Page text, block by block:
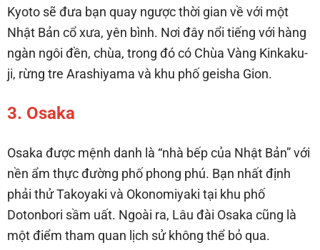
Kyoto sẽ đưa bạn quay ngược thời gian về với một
Nhật Bản cổ xưa, yên bình. Nơi đây nổi tiếng với hàng
ngàn ngôi đền, chùa, trong đó có Chùa Vàng Kinkaku-
ji, rừng tre Arashiyama và khu phố geisha Gion.
3. Osaka
Osaka được mệnh danh là “nhà bếp của Nhật Bản” với
nền ẩm thực đường phố phong phú. Bạn nhất định
phải thử Takoyaki và Okonomiyaki tại khu phố
Dotonbori sầm uất. Ngoài ra, Lâu đài Osaka cũng là
một điểm tham quan lịch sử không thể bỏ qua.